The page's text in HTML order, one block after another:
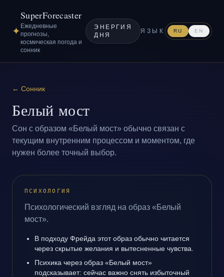
✦
SuperForecaster
Ежедневные
прогнозы,
космическая погода и
сонник
ЭНЕРГИЯ
ДНЯ
ЯЗЫК RU EN
← Сонник
Белый мост
Сон с образом «Белый мост» обычно связан с
текущим внутренним процессом и моментом, где
нужен более точный выбор.
ПСИХОЛОГИЯ
Психологический взгляд на образ «Белый
мост».
В подходу Фрейда этот образ обычно читается
через скрытые желания и вытесненные чувства.
Психика через образ «Белый мост»
подсказывает: сейчас важно снять избыточный